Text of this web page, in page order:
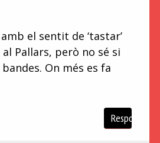
amb el sentit de ‘tastar’
Pallars, però no sé si
On més es fa
Respon